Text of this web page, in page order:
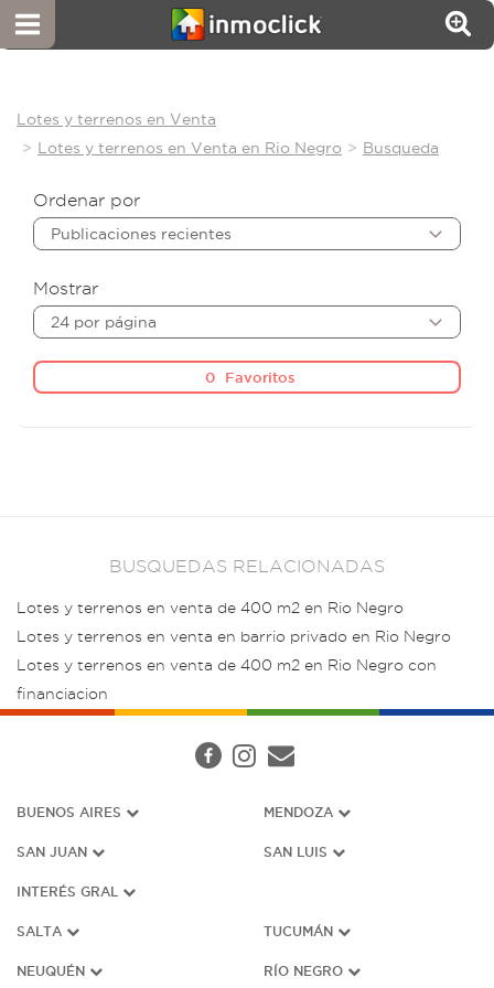
Lotes y terrenos en Venta
Lotes y terrenos en Venta en Rio Negro
Busqueda
Ordenar por
Publicaciones recientes
Mostrar
24 por página
0 Favoritos
BUSQUEDAS RELACIONADAS
Lotes y terrenos en venta de 400 m2 en Rio Negro
Lotes y terrenos en venta en barrio privado en Rio Negro
Lotes y terrenos en venta de 400 m2 en Rio Negro con
financiacion
BUENOS AIRES MENDOZA
SAN JUAN SAN LUIS
INTERÉS GRAL
SALTA TUCUMÁN
NEUQUÉN RÍO NEGRO